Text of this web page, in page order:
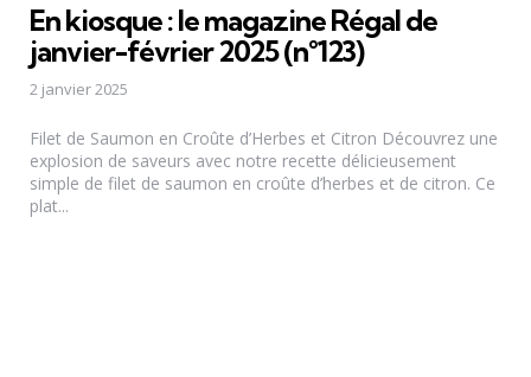
En kiosque : le magazine Régal de
janvier-février 2025 (n°123)
2 janvier 2025
Filet de Saumon en Croûte d’Herbes et Citron Découvrez une
explosion de saveurs avec notre recette délicieusement
simple de filet de saumon en croûte d’herbes et de citron. Ce
plat...